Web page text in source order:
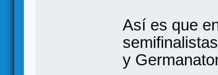
Así es que
y